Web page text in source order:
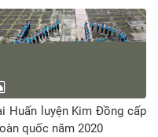
Huấn luyện Kim Đồng cấp
quốc năm 2020